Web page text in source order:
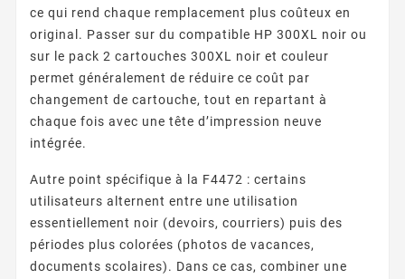
ce qui rend chaque remplacement plus coûteux en
original. Passer sur du compatible HP 300XL noir ou
sur le pack 2 cartouches 300XL noir et couleur
permet généralement de réduire ce coût par
changement de cartouche, tout en repartant à
chaque fois avec une tête d’impression neuve
intégrée.
Autre point spécifique à la F4472 : certains
utilisateurs alternent entre une utilisation
essentiellement noir (devoirs, courriers) puis des
périodes plus colorées (photos de vacances,
documents scolaires). Dans ce cas, combiner une